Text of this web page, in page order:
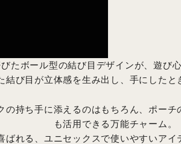
たボール型の結び目デザインが、遊び
結び目が立体感を生み出し、手にしたと
の持ち手に添えるのはもちろん、ポー
も活用できる万能チャーム。
ばれる、ユニセックスで使いやすいア